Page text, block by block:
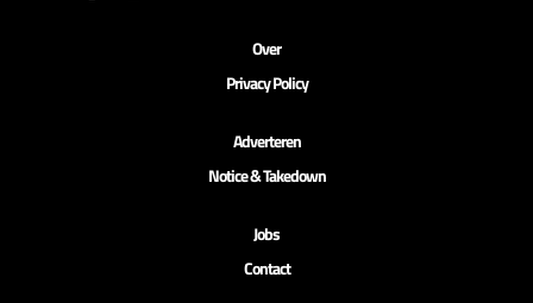
Over
Privacy Policy
Adverteren
Notice & Takedown
Jobs
Contact